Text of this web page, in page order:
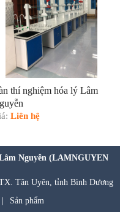
thí nghiệm hóa lý Lâm
Liên hệ
Nguyễn (LAMNGUYEN
Tân Uyên, tỉnh Bình Dương
Sản phẩm